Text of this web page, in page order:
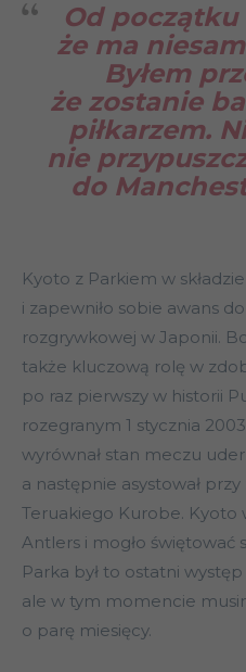
Od początku
że ma
Byłem
że zostanie
piłkarzem.
nie
do
Kyoto z Parkiem w
i zapewniło sobie awans
rozgrywkowej w Japonii.
także kluczową rolę w
po raz pierwszy w historii
rozegranym 1 stycznia
wyrównał stan meczu
a następnie asystował
Teruakiego Kurobe. Kyoto
Antlers i mogło świętować
Parka był to ostatni
ale w tym momencie
o parę miesięcy.